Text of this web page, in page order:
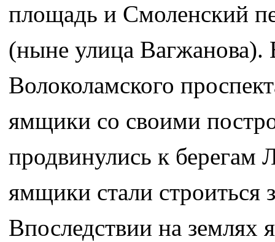
площадь и Смоленский
(ныне улица
Волоколамского
ямщики со своими
продвинулись к
ямщики стали строиться
Впоследствии на землях